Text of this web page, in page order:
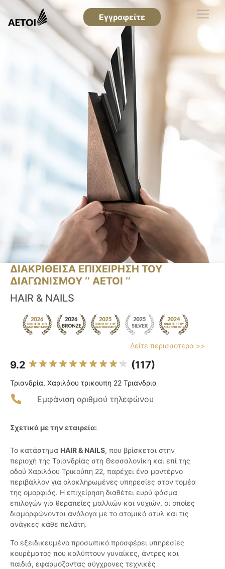
Εγγραφείτε
ΔΙΑΚΡΙΘΕΙΣΑ ΕΠΙΧΕΙΡΗΣΗ ΤΟΥ
ΔΙΑΓΩΝΙΣΜΟΥ ‘’ ΑΕΤΟΙ ‘’
HAIR & NAILS
Δείτε περισσότερα >>
9.2 (117)
Τριανδρία, Χαριλάου τρικουπη 22 Τριανδρια
Εμφάνιση αριθμού τηλεφώνου
Σχετικά με την εταιρεία:
Το κατάστημα HAIR & NAILS, που βρίσκεται στην
περιοχή της Τριανδρίας στη Θεσσαλονίκη και επί της
οδού Χαριλάου Τρικούπη 22, παρέχει ένα μοντέρνο
περιβάλλον για ολοκληρωμένες υπηρεσίες στον τομέα
της ομορφιάς. Η επιχείρηση διαθέτει ευρύ φάσμα
επιλογών για θεραπείες μαλλιών και νυχιών, οι οποίες
διαμορφώνονται ανάλογα με το ατομικό στυλ και τις
ανάγκες κάθε πελάτη.
Το εξειδικευμένο προσωπικό προσφέρει υπηρεσίες
κουρέματος που καλύπτουν γυναίκες, άντρες και
παιδιά, εφαρμόζοντας σύγχρονες τεχνικές